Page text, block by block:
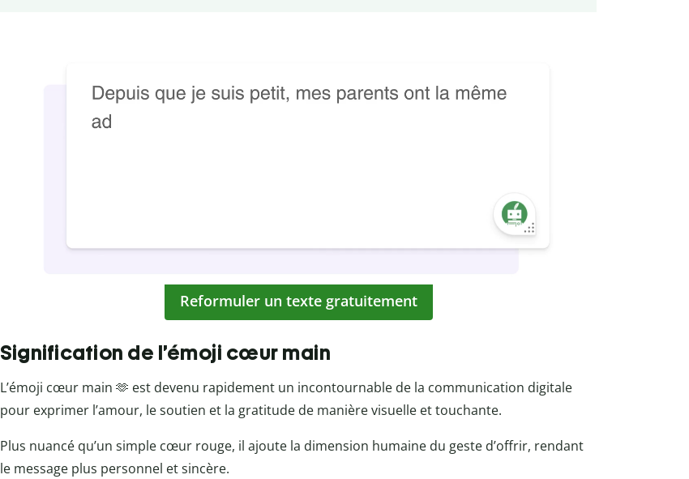
Reformuler un texte gratuitement
Signification de l’émoji cœur main
L’émoji cœur main 🫶 est devenu rapidement un incontournable de la communication digitale
pour exprimer l’amour, le soutien et la gratitude de manière visuelle et touchante.
Plus nuancé qu’un simple cœur rouge, il ajoute la dimension humaine du geste d’offrir, rendant
le message plus personnel et sincère.